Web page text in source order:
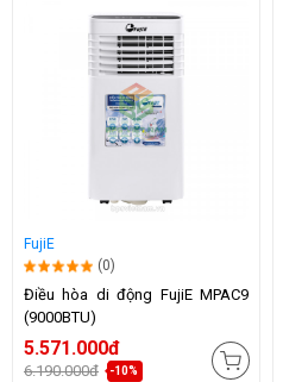
FujiE
(0)
Điều hòa di động FujiE MPAC9
(9000BTU)
5.571.000đ
6.190.000đ -10%